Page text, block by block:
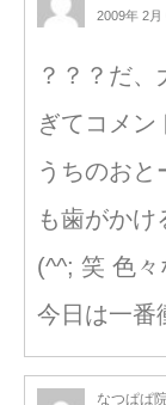
2009年 2月
？？？だ
ぎてコメ
うちのおと
も歯がかけ
(^^; 笑 色
今日は一番
なつぱぱ